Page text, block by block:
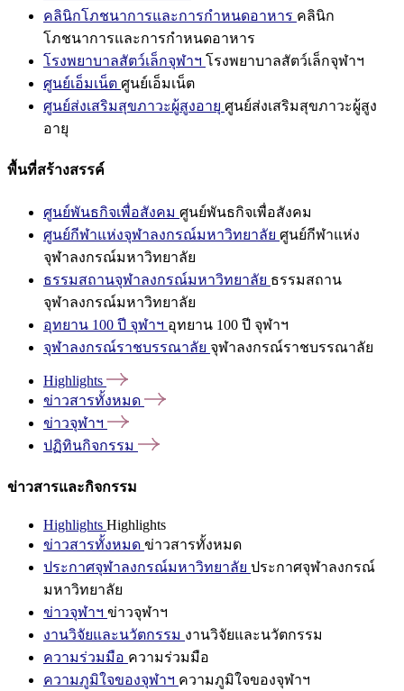
คลินิกโภชนาการและการกำหนดอาหาร คลินิก
โภชนาการและการกำหนดอาหาร
โรงพยาบาลสัตว์เล็กจุฬาฯ โรงพยาบาลสัตว์เล็กจุฬาฯ
ศูนย์เอ็มเน็ต ศูนย์เอ็มเน็ต
ศูนย์ส่งเสริมสุขภาวะผู้สูงอายุ ศูนย์ส่งเสริมสุขภาวะผู้สูง
อายุ
พื้นที่สร้างสรรค์
ศูนย์พันธกิจเพื่อสังคม ศูนย์พันธกิจเพื่อสังคม
ศูนย์กีฬาแห่งจุฬาลงกรณ์มหาวิทยาลัย ศูนย์กีฬาแห่ง
จุฬาลงกรณ์มหาวิทยาลัย
ธรรมสถานจุฬาลงกรณ์มหาวิทยาลัย ธรรมสถาน
จุฬาลงกรณ์มหาวิทยาลัย
อุทยาน 100 ปี จุฬาฯ อุทยาน 100 ปี จุฬาฯ
จุฬาลงกรณ์ราชบรรณาลัย จุฬาลงกรณ์ราชบรรณาลัย
Highlights
ข่าวสารทั้งหมด
ข่าวจุฬาฯ
ปฏิทินกิจกรรม
ข่าวสารและกิจกรรม
Highlights Highlights
ข่าวสารทั้งหมด ข่าวสารทั้งหมด
ประกาศจุฬาลงกรณ์มหาวิทยาลัย ประกาศจุฬาลงกรณ์
มหาวิทยาลัย
ข่าวจุฬาฯ ข่าวจุฬาฯ
งานวิจัยและนวัตกรรม งานวิจัยและนวัตกรรม
ความร่วมมือ ความร่วมมือ
ความภูมิใจของจุฬาฯ ความภูมิใจของจุฬาฯ